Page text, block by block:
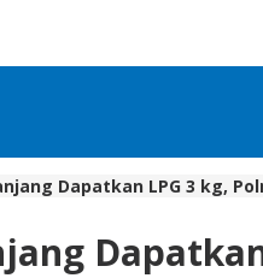
Dapatkan LPG 3 kg,